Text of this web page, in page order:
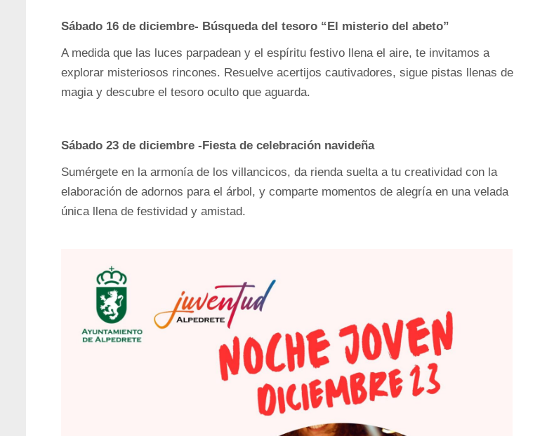
Sábado 16 de diciembre- Búsqueda del tesoro “El misterio del abeto”
A medida que las luces parpadean y el espíritu festivo llena el aire, te invitamos a
explorar misteriosos rincones. Resuelve acertijos cautivadores, sigue pistas llenas de
magia y descubre el tesoro oculto que aguarda.
Sábado 23 de diciembre -Fiesta de celebración navideña
Sumérgete en la armonía de los villancicos, da rienda suelta a tu creatividad con la
elaboración de adornos para el árbol, y comparte momentos de alegría en una velada
única llena de festividad y amistad.